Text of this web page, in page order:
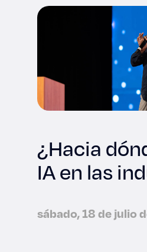
¿Hacia
IA en las
sábado, 18 de julio